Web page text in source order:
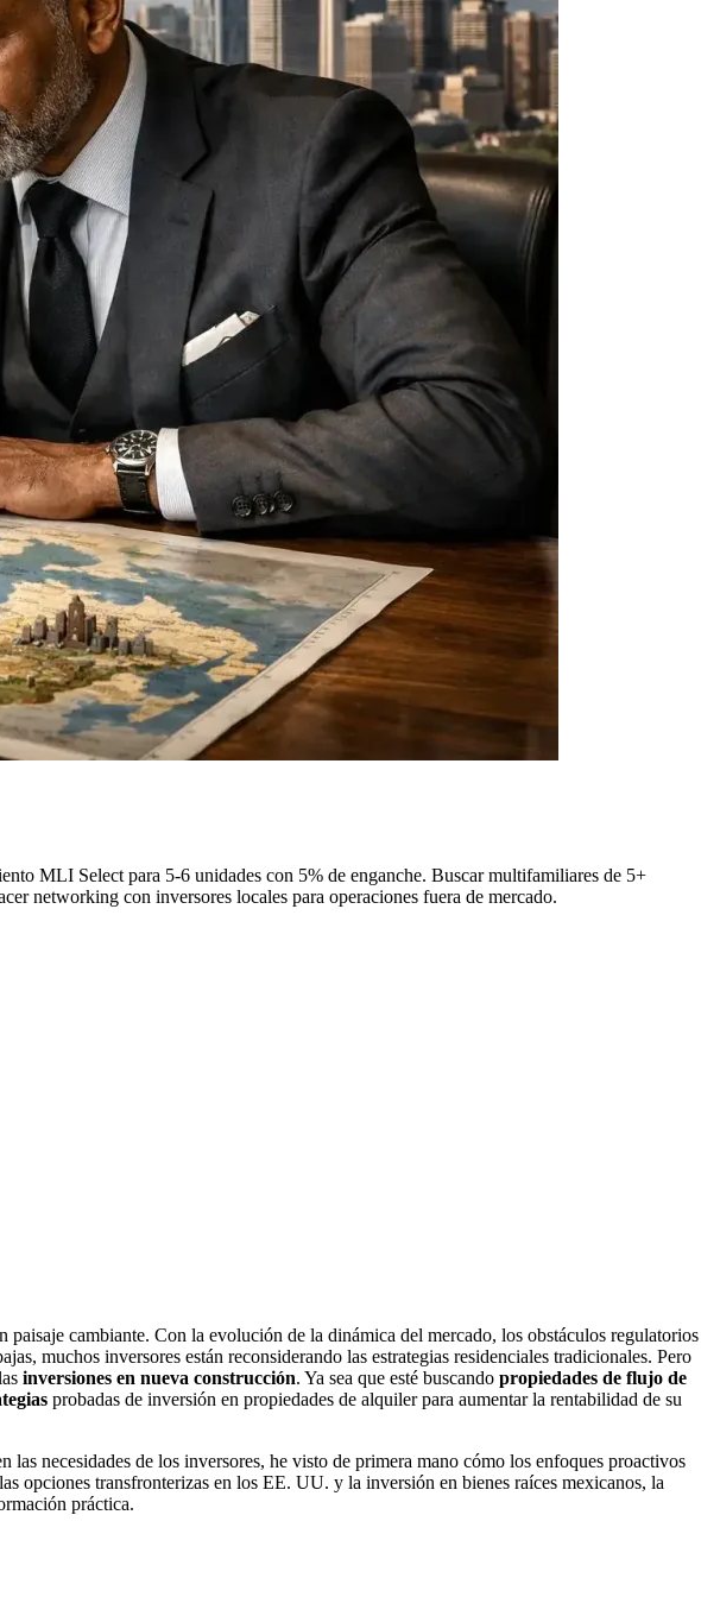
MLI Select para 5-6 unidades con 5% de enganche. Buscar multifamiliares de 5+
networking con inversores locales para operaciones fuera de mercado.
cambiante. Con la evolución de la dinámica del mercado, los obstáculos regulatorios
muchos inversores están reconsiderando las estrategias residenciales tradicionales. Pero
inversiones en nueva construcción. Ya sea que esté buscando propiedades de flujo de
probadas de inversión en propiedades de alquiler para aumentar la rentabilidad de su
necesidades de los inversores, he visto de primera mano cómo los enfoques proactivos
opciones transfronterizas en los EE. UU. y la inversión en bienes raíces mexicanos, la
práctica.